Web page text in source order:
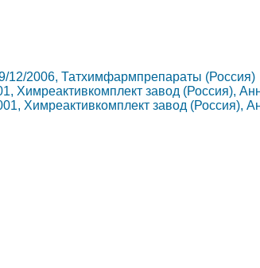
12/2006, Татхимфармпрепараты (Россия)
Химреактивкомплект завод (Россия),
Химреактивкомплект завод (Россия),